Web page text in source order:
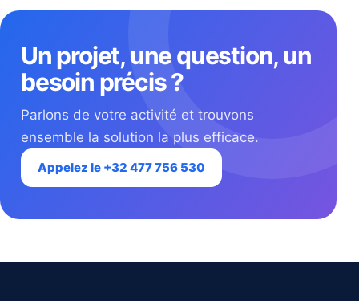
Un projet, une question, un
besoin précis ?
Parlons de votre activité et trouvons
ensemble la solution la plus efficace.
Appelez le +32 477 756 530